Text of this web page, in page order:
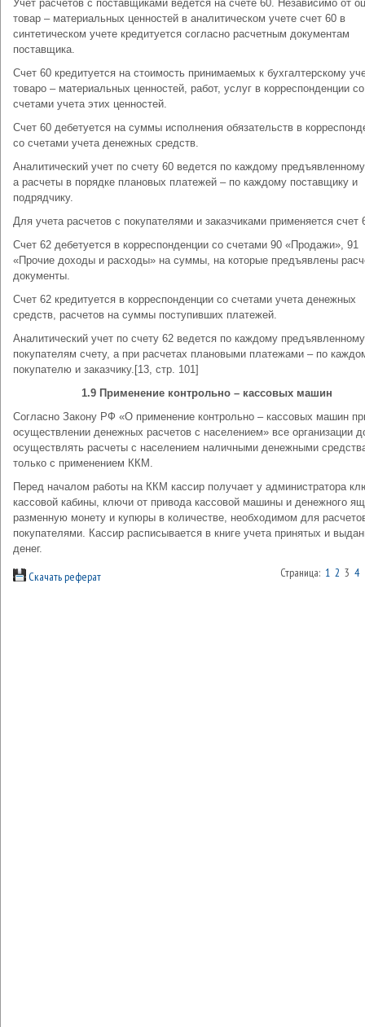
Учет расчетов с поставщиками ведется на счете 60. Независимо от
товар – материальных ценностей в аналитическом учете счет 60 в
синтетическом учете кредитуется согласно расчетным документам
поставщика.
Счет 60 кредитуется на стоимость принимаемых к бухгалтерскому
товаро – материальных ценностей, работ, услуг в корреспонденции со
счетами учета этих ценностей.
Счет 60 дебетуется на суммы исполнения обязательств в
со счетами учета денежных средств.
Аналитический учет по счету 60 ведется по каждому
а расчеты в порядке плановых платежей – по каждому поставщику и
подрядчику.
Для учета расчетов с покупателями и заказчиками применяется счет
Счет 62 дебетуется в корреспонденции со счетами 90 «Продажи», 91
«Прочие доходы и расходы» на суммы, на которые предъявлены
документы.
Счет 62 кредитуется в корреспонденции со счетами учета денежных
средств, расчетов на суммы поступивших платежей.
Аналитический учет по счету 62 ведется по каждому предъявленному
покупателям счету, а при расчетах плановыми платежами – по
покупателю и заказчику.[13, стр. 101]
1.9 Применение контрольно – кассовых машин
Согласно Закону РФ «О применение контрольно – кассовых машин
осуществлении денежных расчетов с населением» все организации
осуществлять расчеты с населением наличными денежными
только с применением ККМ.
Перед началом работы на ККМ кассир получает у администратора
кассовой кабины, ключи от привода кассовой машины и денежного
разменную монету и купюры в количестве, необходимом для
покупателями. Кассир расписывается в книге учета принятых и
денег.
Скачать реферат Страница: 1 2 3 4